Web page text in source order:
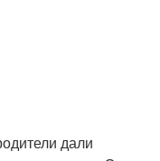
дали